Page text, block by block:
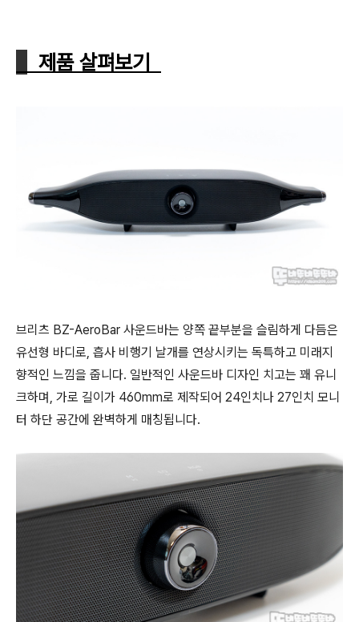
제품 살펴보기
브리츠 BZ-AeroBar 사운드바는 양쪽 끝부분을 슬림하게 다듬은
유선형 바디로, 흡사 비행기 날개를 연상시키는 독특하고 미래지
향적인 느낌을 줍니다. 일반적인 사운드바 디자인 치고는 꽤 유니
크하며, 가로 길이가 460mm로 제작되어 24인치나 27인치 모니
터 하단 공간에 완벽하게 매칭됩니다.